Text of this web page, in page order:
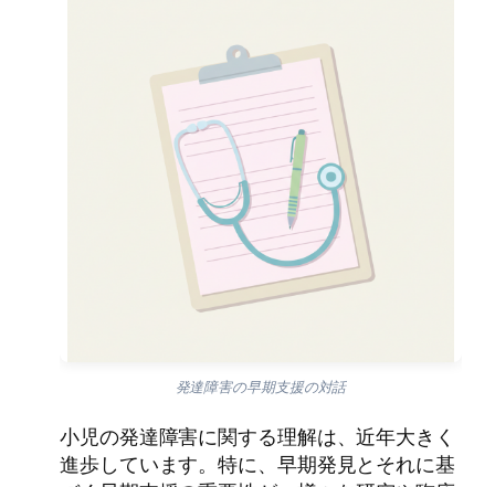
発達障害の早期支援の対話
小児の発達障害に関する理解は、近年大きく
進歩しています。特に、早期発見とそれに基